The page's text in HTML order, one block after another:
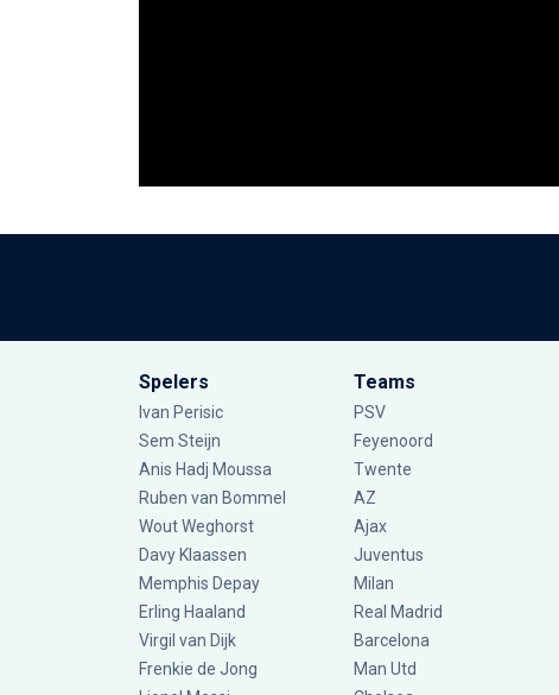
Spelers
Ivan Perisic
Sem Steijn
Anis Hadj Moussa
Ruben van Bommel
Wout Weghorst
Davy Klaassen
Memphis Depay
Erling Haaland
Virgil van Dijk
Frenkie de Jong
Teams
PSV
Feyenoord
Twente
AZ
Ajax
Juventus
Milan
Real Madrid
Barcelona
Man Utd